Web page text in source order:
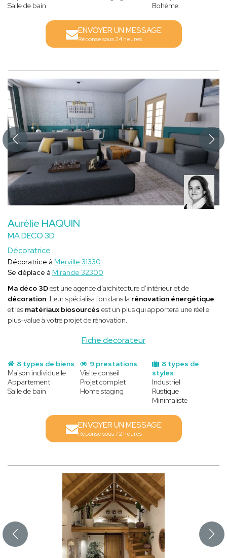
Salle de bain
Bohème
ENVOYER UN MESSAGE
Réponse sous 24 heures
Aurélie HAQUIN
MA DECO 3D
Décoratrice
Fiche decorateur
Décoratrice à Merville 31330
Se déplace à Mirande 32300
Ma déco 3Dest une agence d'architecture d'intérieur et de
décoration. Leur spécialisation dans la rénovation énergétique
et les matériaux biosourcés est un plus qui apportera une réelle
plus-value à votre projet de rénovation.
8 types de biens
Maison individuelle
Appartement
Salle de bain
8 types de
styles
Industriel
Rustique
Minimaliste
9 prestations
Visite conseil
Projet complet
Home staging
ENVOYER UN MESSAGE
Réponse sous 72 heures